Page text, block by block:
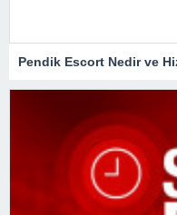
Pendik Escort Nedir ve